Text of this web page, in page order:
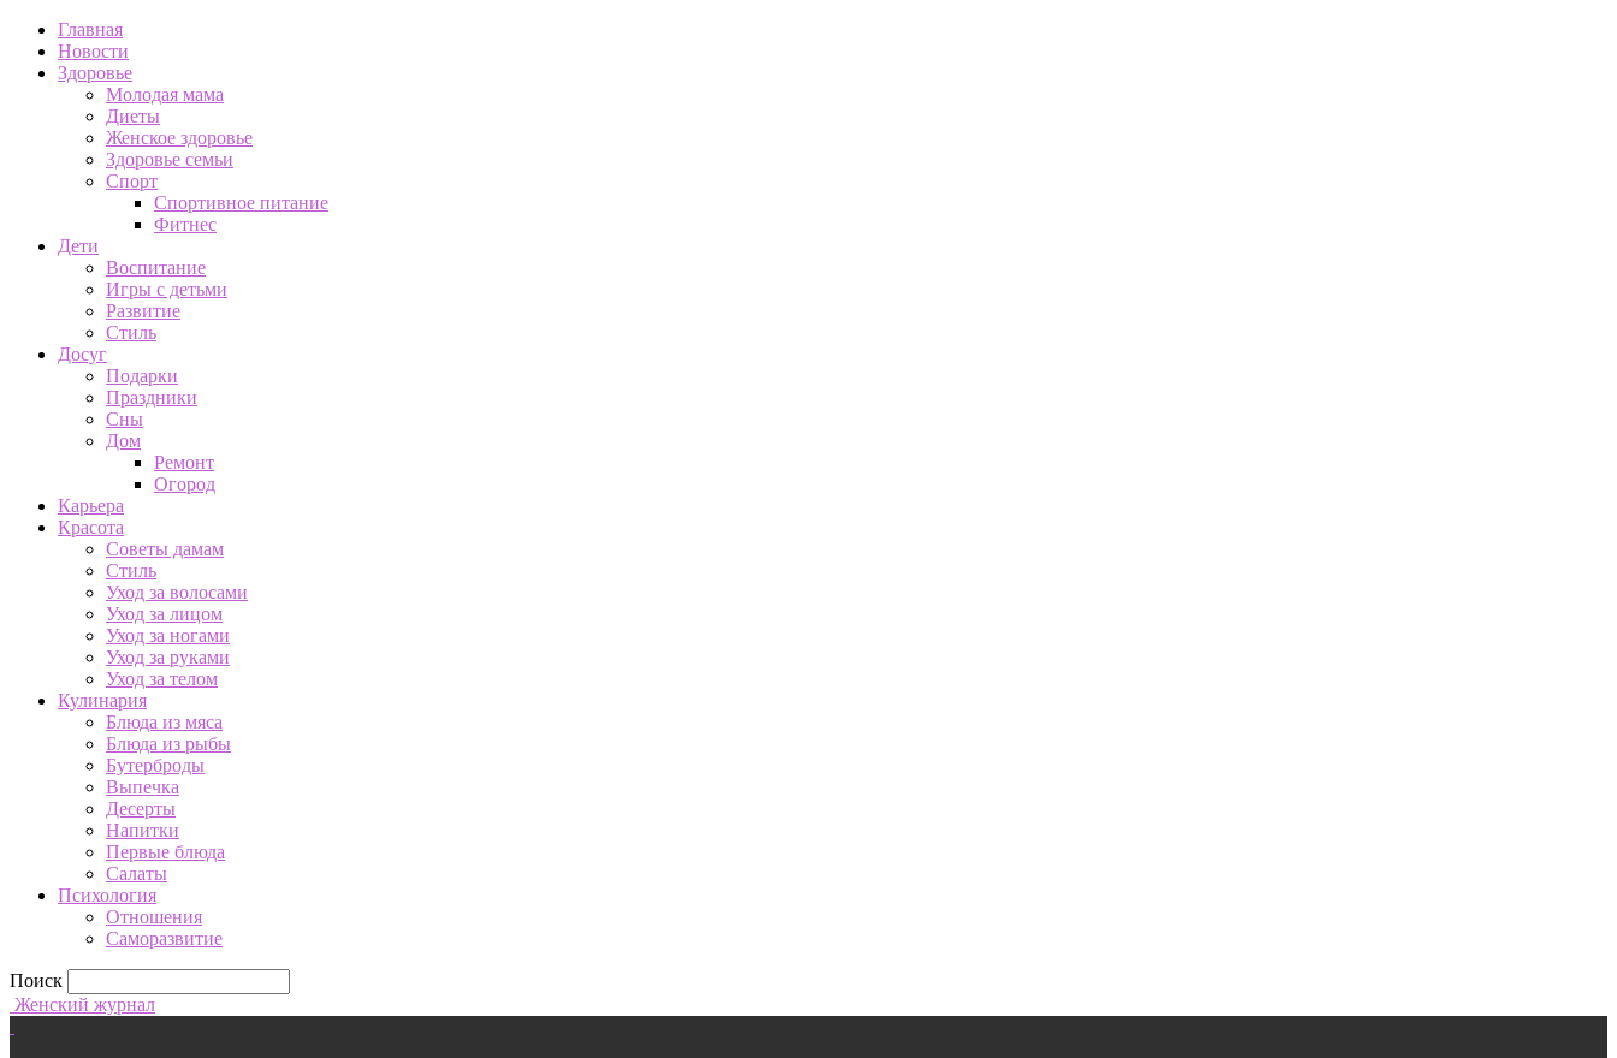
Главная
Новости
Здоровье
Молодая мама
Диеты
Женское здоровье
Здоровье семьи
Спорт
Спортивное питание
Фитнес
Дети
Воспитание
Игры с детьми
Развитие
Стиль
Досуг
Подарки
Праздники
Сны
Дом
Ремонт
Огород
Карьера
Красота
Советы дамам
Стиль
Уход за волосами
Уход за лицом
Уход за ногами
Уход за руками
Уход за телом
Кулинария
Блюда из мяса
Блюда из рыбы
Бутерброды
Выпечка
Десерты
Напитки
Первые блюда
Салаты
Психология
Отношения
Саморазвитие
Поиск
Женский журнал